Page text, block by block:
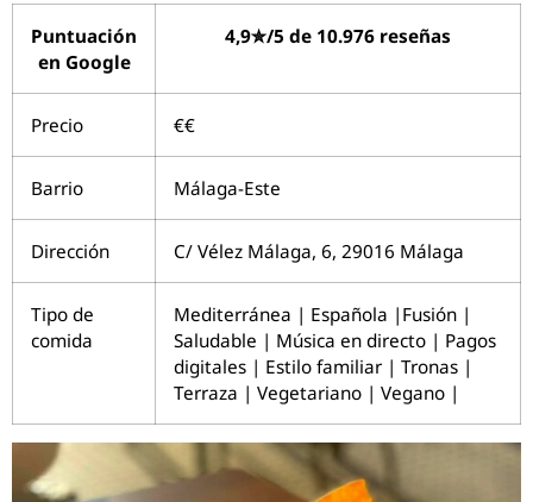
Puntuación
en Google
4,9✮/5 de 10.976 reseñas
Precio €€
Barrio Málaga-Este
Dirección C/ Vélez Málaga, 6, 29016 Málaga
Tipo de
comida
Mediterránea | Española |Fusión |
Saludable | Música en directo | Pagos
digitales | Estilo familiar | Tronas |
Terraza | Vegetariano | Vegano |